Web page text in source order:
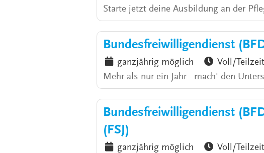
Starte jetzt deine Ausbildung an der
Bundesfreiwilligendienst
ganzjährig möglich Voll/Teilzeit
Mehr als nur ein Jahr - mach' den
Bundesfreiwilligendienst
(FSJ)
ganzjährig möglich Voll/Teilzeit